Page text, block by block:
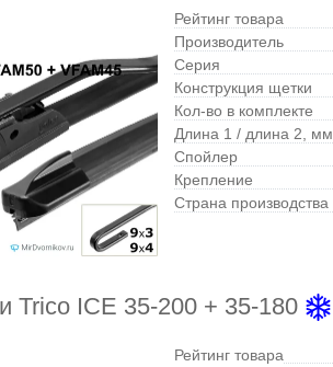
Рейтинг товара
Производитель
Серия
Конструкция щетки
Кол-во в комплекте
Длина 1 / длина 2, мм
Спойлер
Крепление
Страна производства
Trico ICE 35-200 + 35-180
Рейтинг товара